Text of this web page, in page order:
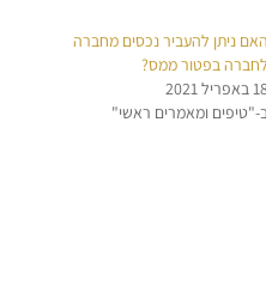
האם ניתן להעביר נכסים מחברה
לחברה בפטור ממס?
2021
"טיפים ומאמרים ראשי"